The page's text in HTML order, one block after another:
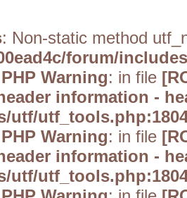
: Non-static method
forum/
Warning: in file
information -
utf/
Warning: in file
information -
utf/